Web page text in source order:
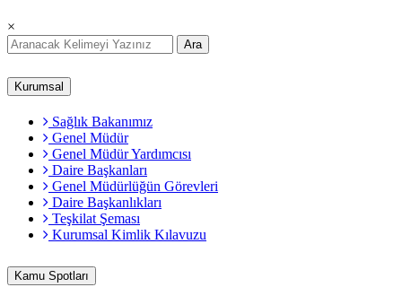
×
Ara
Kurumsal
Sağlık Bakanımız
Genel Müdür
Genel Müdür Yardımcısı
Daire Başkanları
Genel Müdürlüğün Görevleri
Daire Başkanlıkları
Teşkilat Şeması
Kurumsal Kimlik Kılavuzu
Kamu Spotları